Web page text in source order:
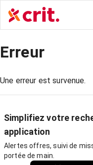
Erreur
Une erreur est survenue.
Simplifiez votre
application
Alertes offres, suivi de
portée de main.